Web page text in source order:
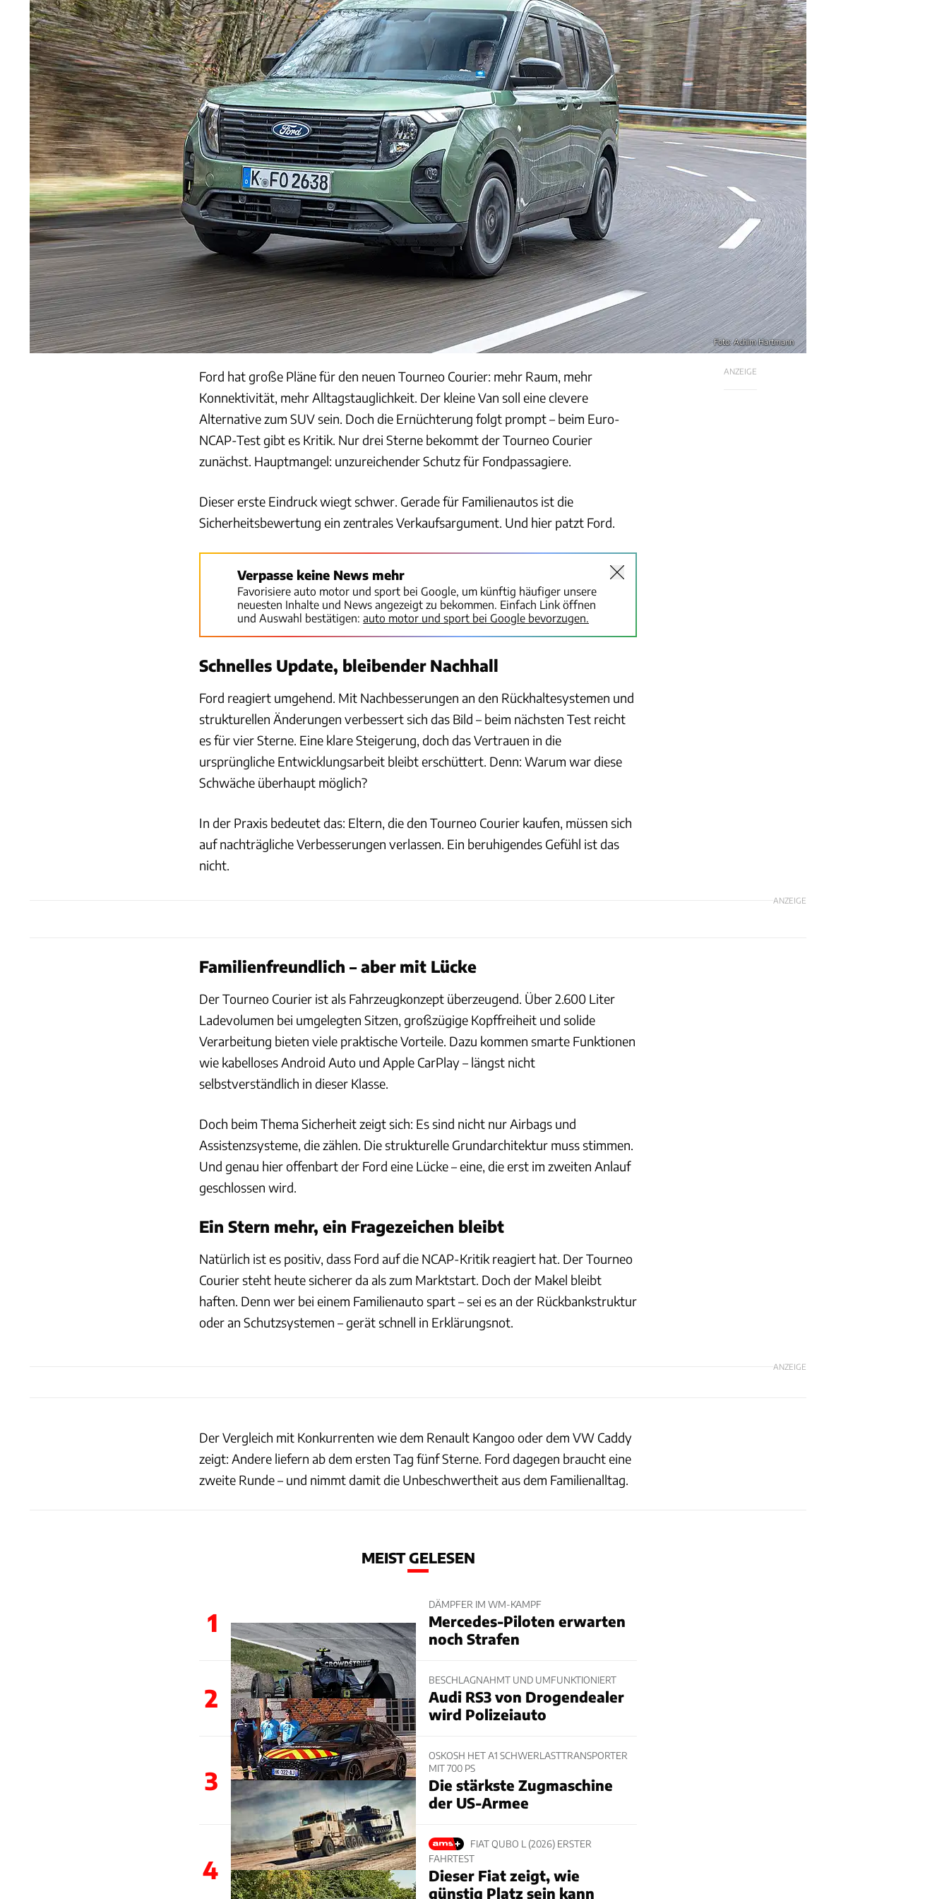
Foto: Achim Hartmann
ANZEIGE
Ford hat große Pläne für den neuen Tourneo Courier: mehr Raum, mehr
Konnektivität, mehr Alltagstauglichkeit. Der kleine Van soll eine clevere
Alternative zum SUV sein. Doch die Ernüchterung folgt prompt – beim Euro-
NCAP-Test gibt es Kritik. Nur drei Sterne bekommt der Tourneo Courier
zunächst. Hauptmangel: unzureichender Schutz für Fondpassagiere.
Dieser erste Eindruck wiegt schwer. Gerade für Familienautos ist die
Sicherheitsbewertung ein zentrales Verkaufsargument. Und hier patzt Ford.
Verpasse keine News mehr
Favorisiere auto motor und sport bei Google, um künftig häufiger unsere
neuesten Inhalte und News angezeigt zu bekommen. Einfach Link öffnen
und Auswahl bestätigen: auto motor und sport bei Google bevorzugen.
Schnelles Update, bleibender Nachhall
Ford reagiert umgehend. Mit Nachbesserungen an den Rückhaltesystemen und
strukturellen Änderungen verbessert sich das Bild – beim nächsten Test reicht
es für vier Sterne. Eine klare Steigerung, doch das Vertrauen in die
ursprüngliche Entwicklungsarbeit bleibt erschüttert. Denn: Warum war diese
Schwäche überhaupt möglich?
In der Praxis bedeutet das: Eltern, die den Tourneo Courier kaufen, müssen sich
auf nachträgliche Verbesserungen verlassen. Ein beruhigendes Gefühl ist das
nicht.
ANZEIGE
Familienfreundlich – aber mit Lücke
Der Tourneo Courier ist als Fahrzeugkonzept überzeugend. Über 2.600 Liter
Ladevolumen bei umgelegten Sitzen, großzügige Kopffreiheit und solide
Verarbeitung bieten viele praktische Vorteile. Dazu kommen smarte Funktionen
wie kabelloses Android Auto und Apple CarPlay – längst nicht
selbstverständlich in dieser Klasse.
Doch beim Thema Sicherheit zeigt sich: Es sind nicht nur Airbags und
Assistenzsysteme, die zählen. Die strukturelle Grundarchitektur muss stimmen.
Und genau hier offenbart der Ford eine Lücke – eine, die erst im zweiten Anlauf
geschlossen wird.
Ein Stern mehr, ein Fragezeichen bleibt
Natürlich ist es positiv, dass Ford auf die NCAP-Kritik reagiert hat. Der Tourneo
Courier steht heute sicherer da als zum Marktstart. Doch der Makel bleibt
haften. Denn wer bei einem Familienauto spart – sei es an der Rückbankstruktur
oder an Schutzsystemen – gerät schnell in Erklärungsnot.
ANZEIGE
Der Vergleich mit Konkurrenten wie dem Renault Kangoo oder dem VW Caddy
zeigt: Andere liefern ab dem ersten Tag fünf Sterne. Ford dagegen braucht eine
zweite Runde – und nimmt damit die Unbeschwertheit aus dem Familienalltag.
MEIST GELESEN
1
DÄMPFER IM WM-KAMPF
Mercedes-Piloten erwarten
noch Strafen
2
BESCHLAGNAHMT UND UMFUNKTIONIERT
Audi RS3 von Drogendealer
wird Polizeiauto
3
OSKOSH HET A1 SCHWERLASTTRANSPORTER
MIT 700 PS
Die stärkste Zugmaschine
der US-Armee
4
FIAT QUBO L (2026) ERSTER
FAHRTEST
Dieser Fiat zeigt, wie
günstig Platz sein kann